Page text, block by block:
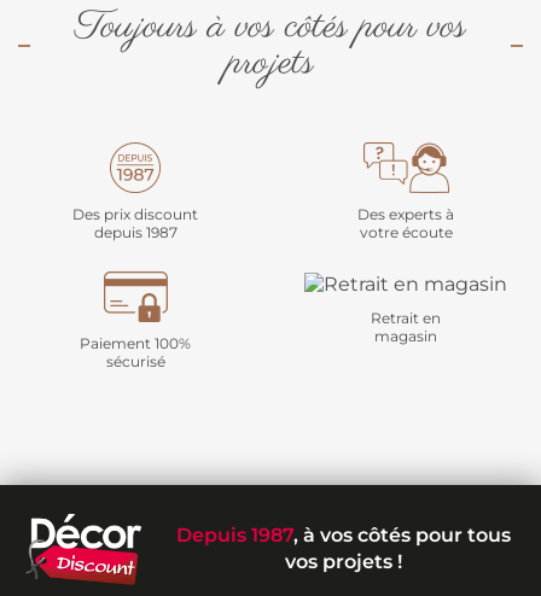
Toujours à vos côtés pour vos
projets
Des prix discount
depuis 1987
Des experts à
votre écoute
Paiement 100%
sécurisé
Retrait en
magasin
Depuis 1987, à vos côtés pour tous
vos projets !